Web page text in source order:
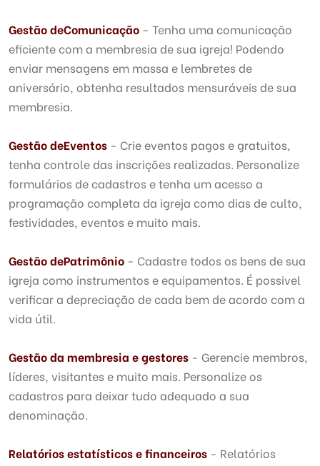
Gestão deComunicação - Tenha uma comunicação
eficiente com a membresia de sua igreja! Podendo
enviar mensagens em massa e lembretes de
aniversário, obtenha resultados mensuráveis de sua
membresia.
Gestão deEventos - Crie eventos pagos e gratuitos,
tenha controle das inscrições realizadas. Personalize
formulários de cadastros e tenha um acesso a
programação completa da igreja como dias de culto,
festividades, eventos e muito mais.
Gestão dePatrimônio - Cadastre todos os bens de sua
igreja como instrumentos e equipamentos. É possivel
verificar a depreciação de cada bem de acordo com a
vida útil.
Gestão da membresia e gestores - Gerencie membros,
líderes, visitantes e muito mais. Personalize os
cadastros para deixar tudo adequado a sua
denominação.
Relatórios estatísticos e financeiros - Relatórios